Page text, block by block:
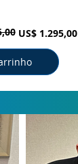
US$ 1.295,00